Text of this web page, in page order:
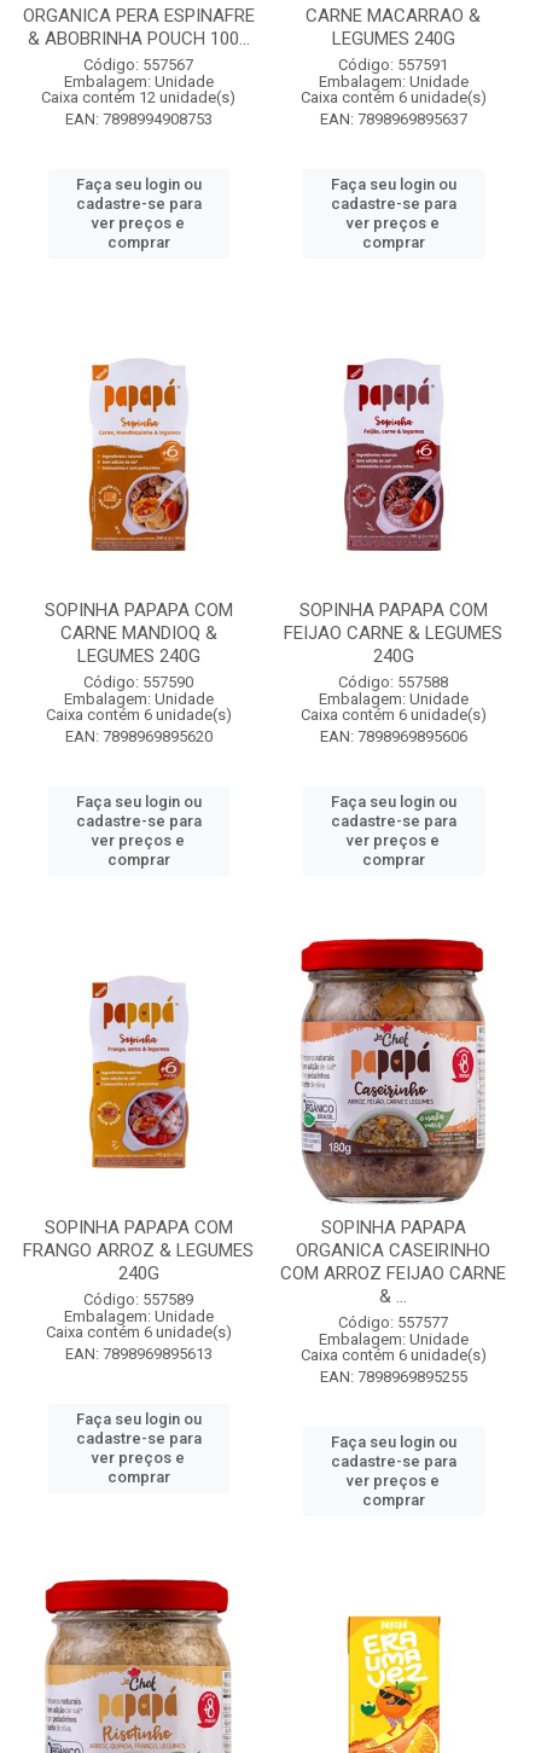
ORGANICA PERA ESPINAFRE
& ABOBRINHA POUCH 100...
Código: 557567
Embalagem: Unidade
Caixa contém 12 unidade(s)
EAN: 7898994908753
Faça seu login ou
cadastre-se para
ver preços e
comprar
CARNE MACARRAO &
LEGUMES 240G
Código: 557591
Embalagem: Unidade
Caixa contém 6 unidade(s)
EAN: 7898969895637
Faça seu login ou
cadastre-se para
ver preços e
comprar
SOPINHA PAPAPA COM
CARNE MANDIOQ &
LEGUMES 240G
Código: 557590
Embalagem: Unidade
Caixa contém 6 unidade(s)
EAN: 7898969895620
Faça seu login ou
cadastre-se para
ver preços e
comprar
SOPINHA PAPAPA COM
FEIJAO CARNE & LEGUMES
240G
Código: 557588
Embalagem: Unidade
Caixa contém 6 unidade(s)
EAN: 7898969895606
Faça seu login ou
cadastre-se para
ver preços e
comprar
SOPINHA PAPAPA COM
FRANGO ARROZ & LEGUMES
240G
Código: 557589
Embalagem: Unidade
Caixa contém 6 unidade(s)
EAN: 7898969895613
Faça seu login ou
cadastre-se para
ver preços e
comprar
SOPINHA PAPAPA
ORGANICA CASEIRINHO
COM ARROZ FEIJAO CARNE
& ...
Código: 557577
Embalagem: Unidade
Caixa contém 6 unidade(s)
EAN: 7898969895255
Faça seu login ou
cadastre-se para
ver preços e
comprar